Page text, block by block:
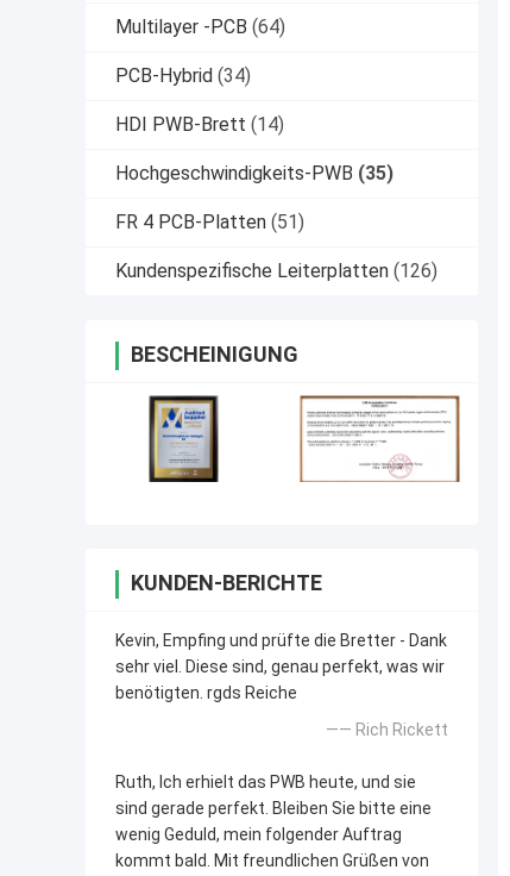
Multilayer -PCB (64)
PCB-Hybrid (34)
HDI PWB-Brett (14)
Hochgeschwindigkeits-PWB (35)
FR 4 PCB-Platten (51)
Kundenspezifische Leiterplatten (126)
BESCHEINIGUNG
KUNDEN-BERICHTE
Kevin, Empfing und prüfte die Bretter - Dank
sehr viel. Diese sind, genau perfekt, was wir
benötigten. rgds Reiche
—— Rich Rickett
Ruth, Ich erhielt das PWB heute, und sie
sind gerade perfekt. Bleiben Sie bitte eine
wenig Geduld, mein folgender Auftrag
kommt bald. Mit freundlichen Grüßen von